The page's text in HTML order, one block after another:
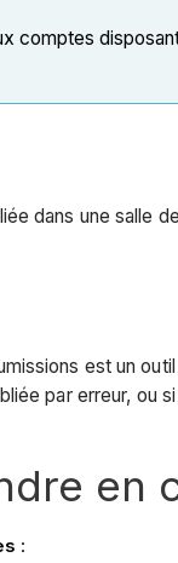
comptes
dans une salle
est un
par erreur,
en
: